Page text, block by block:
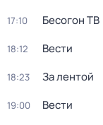
17:10 Бесогон ТВ
18:12 Вести
18:23 За лентой
19:00 Вести